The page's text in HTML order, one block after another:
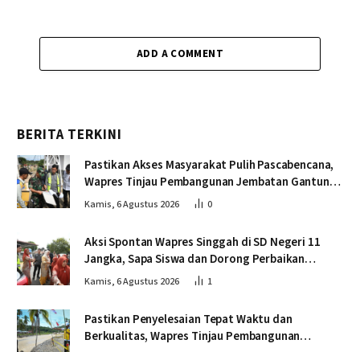
ADD A COMMENT
BERITA TERKINI
Pastikan Akses Masyarakat Pulih Pascabencana,
Wapres Tinjau Pembangunan Jembatan Gantung
Kendawi
Kamis, 6 Agustus 2026 0
Aksi Spontan Wapres Singgah di SD Negeri 11
Jangka, Sapa Siswa dan Dorong Perbaikan
Sekolah
Kamis, 6 Agustus 2026 1
Pastikan Penyelesaian Tepat Waktu dan
Berkualitas, Wapres Tinjau Pembangunan